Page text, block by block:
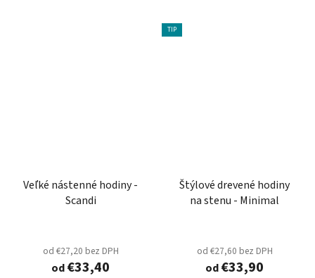
Veľké nástenné hodiny -
Scandi
od €27,20 bez DPH
od€33,40
TIP
Štýlové drevené hodiny
na stenu - Minimal
od €27,60 bez DPH
od€33,90